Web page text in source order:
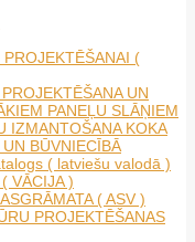
(
UN
PANEĻU SLĀŅIEM
IZMANTOŠANA KOKA
BŪVNIECĪBĀ
( latviešu valodā )
VĀCIJA )
( ASV )
PROJEKTĒŠANAS